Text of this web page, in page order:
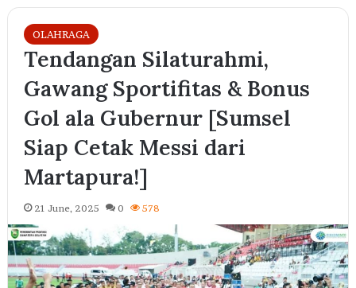
OLAHRAGA
Tendangan Silaturahmi,
Gawang Sportifitas & Bonus
Gol ala Gubernur [Sumsel
Siap Cetak Messi dari
Martapura!]
21 June, 2025 0 578